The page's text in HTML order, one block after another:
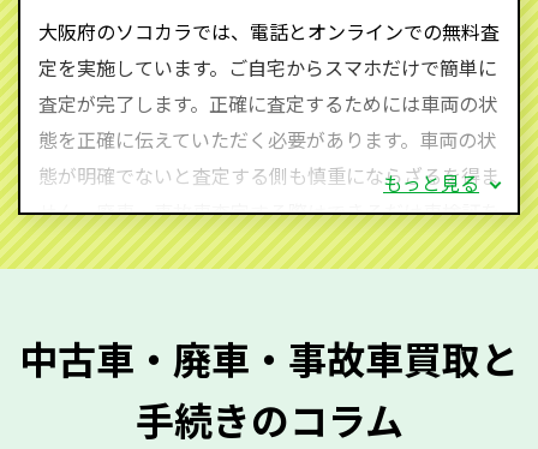
590-870）までお問い合わせ下さい。
査定・ご相談・見積もりはすべて無料で行います。安
心してお問い合わせください。
大阪府のソコカラでは、電話とオンラインでの無料査
定を実施しています。ご自宅からスマホだけで簡単に
査定が完了します。正確に査定するためには車両の状
態を正確に伝えていただく必要があります。車両の状
態が明確でないと査定する側も慎重にならざるを得ま
せん。廃車・事故車査定する際はできるだけ車検証を
ご準備ください。車検証があることで車両状態や年式
質問させていただく内容は以下の通りとなります。
メーカー／車種
もっと見る
中古車・廃車・事故車買取と
手続きのコラム